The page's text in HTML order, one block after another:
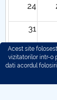
24
31
Acest site
vizitatorilor intr-o
dati acordul